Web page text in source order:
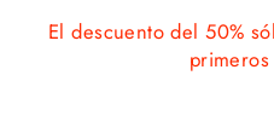
El descuento del 50%